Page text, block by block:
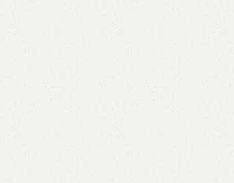
tim anh một chút thôi (Noo
Thịnh) – Ukulele Tab
Posted by GuitarShare
Tab Chạm khẽ tim anh một chút
Chạm nhẹ vào đôi mắtChạm nhẹ vào
va...
Continue reading